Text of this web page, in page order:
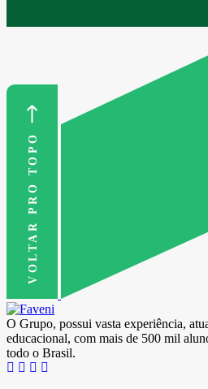
VOLTAR PRO TOPO
O Grupo, possui vasta experiência,
educacional, com mais de 500 mil
todo o Brasil.